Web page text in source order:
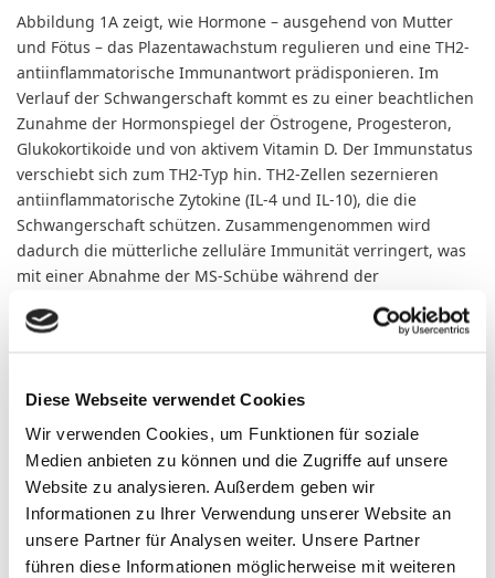
Diese Webseite verwendet Cookies
Wir verwenden Cookies, um Funktionen für soziale
Medien anbieten zu können und die Zugriffe auf unsere
Website zu analysieren. Außerdem geben wir
Informationen zu Ihrer Verwendung unserer Website an
unsere Partner für Analysen weiter. Unsere Partner
führen diese Informationen möglicherweise mit weiteren
Abbildung 1A zeigt, wie Hormone – ausgehend von Mutter
und Fötus – das Plazentawachstum regulieren und eine TH2-
antiinflammatorische Immunantwort prädisponieren. Im
Verlauf der Schwangerschaft kommt es zu einer beachtlichen
Zunahme der Hormonspiegel der Östrogene, Progesteron,
Glukokortikoide und von aktivem Vitamin D. Der Immunstatus
verschiebt sich zum TH2-Typ hin. TH2-Zellen sezernieren
antiinflammatorische Zytokine (IL-4 und IL-10), die die
Schwangerschaft schützen. Zusammengenommen wird
dadurch die mütterliche zelluläre Immunität verringert, was
mit einer Abnahme der MS-Schübe während der
Schwangerschaft in Verbindung steht, insbesondere im
dritten Trimenon [1].
antiinflammatorische Zytokine wirkt sich positiv auf die
Krankheitsaktivität der MS aus, insbesondere im 3.
Trimenon
Abbildung 1B zeigt die Veränderungen nach der Geburt.
Postpartal kommt es zur Abnahme der Hormonspiegel von
Östrogen, Progesteron, Glukokortikoiden und aktiviertem